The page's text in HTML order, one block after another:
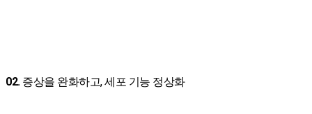
02. 증상을 완화하고, 세포 기능 정상화